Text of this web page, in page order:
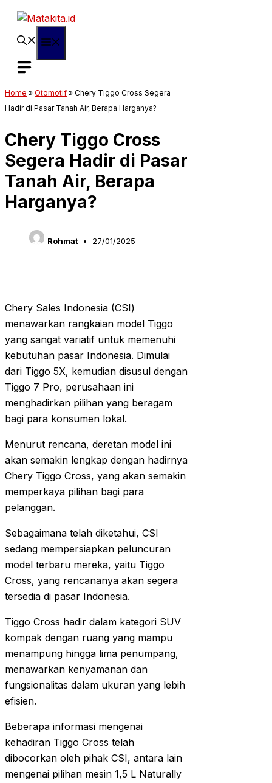
Langsung
Home » Otomotif » Chery Tiggo Cross Segera
Hadir di Pasar Tanah Air, Berapa Harganya?
Chery Tiggo Cross
Segera Hadir di Pasar
Tanah Air, Berapa
Harganya?
Rohmat 27/01/2025
Chery Sales Indonesia (CSI)
menawarkan rangkaian model Tiggo
yang sangat variatif untuk memenuhi
kebutuhan pasar Indonesia. Dimulai
dari Tiggo 5X, kemudian disusul dengan
Tiggo 7 Pro, perusahaan ini
menghadirkan pilihan yang beragam
bagi para konsumen lokal.
Menurut rencana, deretan model ini
akan semakin lengkap dengan hadirnya
Chery Tiggo Cross, yang akan semakin
memperkaya pilihan bagi para
pelanggan.
Sebagaimana telah diketahui, CSI
sedang mempersiapkan peluncuran
model terbaru mereka, yaitu Tiggo
Cross, yang rencananya akan segera
tersedia di pasar Indonesia.
Tiggo Cross hadir dalam kategori SUV
kompak dengan ruang yang mampu
menampung hingga lima penumpang,
menawarkan kenyamanan dan
fungsionalitas dalam ukuran yang lebih
efisien.
Beberapa informasi mengenai
kehadiran Tiggo Cross telah
dibocorkan oleh pihak CSI, antara lain
mengenai pilihan mesin 1,5 L Naturally